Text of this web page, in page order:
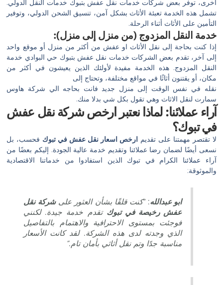
أخرى، توفر بعض شركات خدمات نقل عفش بتبوك خدمات النقل الدولي.
تشمل هذه الخدمة تعبئة الأثاث بشكل آمن، تنسيق الشحن الدولي، وتوفير
التأمين على الأثاث أثناء الرحلة.
خدمة النقل المزدوج (من منزل إلى منزل):
إذا كنت بحاجة إلى نقل الأثاث او عفش من أكثر من منزل أو موقع واحد
إلى آخر، تقدم بعض الشركات خدمات نقل عفش بتبوك حي البوادي خدمة
النقل المزدوج. هذه الخدمة مفيدة لأولئك الذين يعيشون في أكثر من
مكان، أو يقتنون أثاثًا في مواقع مختلفة، وتحتاج إلى
نقله في نفس الوقت إلى منزل جديد فانت بحاجه الي شركة هاوس
سمارت لنقل الاثاث وهي تقول بكل شي بدلا منك.
آراء عملائنا: لماذا نعتبر ارخص شركة نقل عفش
في تبوك؟
لا تقتصر مهمتنا على تقديمارخص اسعار نقل عفش في تبوك فحسب، بل
نسعى أيضًا لضمان رضا عملائنا وتقديم خدمة عالية الجودة. إليكم بعضًا من
آراء عملائنا الكرام في تبوك الذين استفادوا من خدماتنا الاقتصادية
والموثوقة:
ابو عبدالله: “كنت قلقًا بشأن العثور علىشركة نقل
عفش رخيصة في تبوك تقدم خدمة جيدة. لكنني
فوجئت بمستوى الاحترافية والاهتمام بالتفاصيل
الذي وجدته لدى هذه الشركة. لقد كانت الأسعار
مناسبة جدًا وتم نقل أثاثي بأمان تام.”